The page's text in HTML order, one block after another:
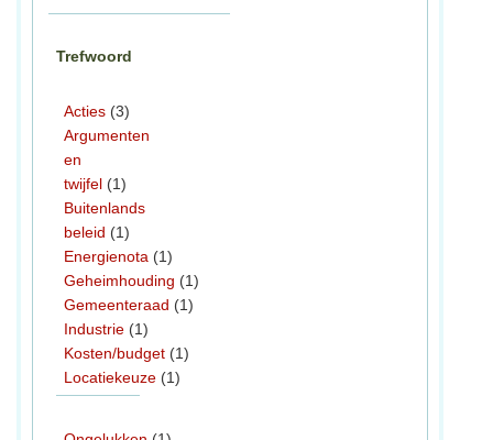
Trefwoord
Acties (3)
Argumenten
en
twijfel (1)
Buitenlands
beleid (1)
Energienota (1)
Geheimhouding (1)
Gemeenteraad (1)
Industrie (1)
Kosten/budget (1)
Locatiekeuze (1)